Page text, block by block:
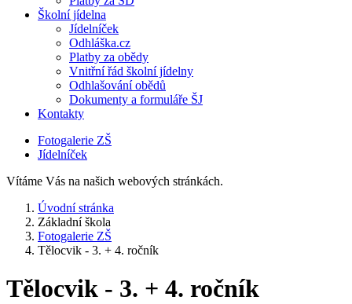
Školní jídelna
Jídelníček
Odhláška.cz
Platby za obědy
Vnitřní řád školní jídelny
Odhlašování obědů
Dokumenty a formuláře ŠJ
Kontakty
Fotogalerie ZŠ
Jídelníček
Vítáme Vás na našich webových stránkách.
Úvodní stránka
Základní škola
Fotogalerie ZŠ
Tělocvik - 3. + 4. ročník
Tělocvik - 3. + 4. ročník